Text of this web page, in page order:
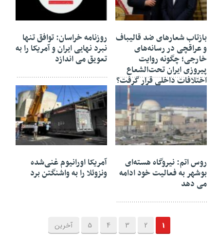
۲۴ خرداد ۱۴۰۵
بازتاب شعارهای ضد قالیباف
و عراقچی در رسانه‌های
خارجی؛ چگونه روایت
پیروزی ایران تحت‌الشعاع
اختلافات داخلی قرار گرفت؟
روزنامه خراسان: توافق تنها
نبرد نهایی ایران و آمریکا را به
تعویق می اندازد
۱۹ اردیبهشت ۱۴۰۵
روس اتم: نیروگاه هسته‌ای
بوشهر به فعالیت خود ادامه
می دهد
۱۹ اردیبهشت ۱۴۰۵
آمریکا اورانیوم غنی‌شده
ونزوئلا را به واشنگتن برد
1
2
3
4
5 آخرین